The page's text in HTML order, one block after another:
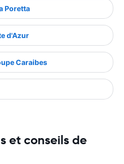
Poretta
d'Azur
Caraibes
et conseils de